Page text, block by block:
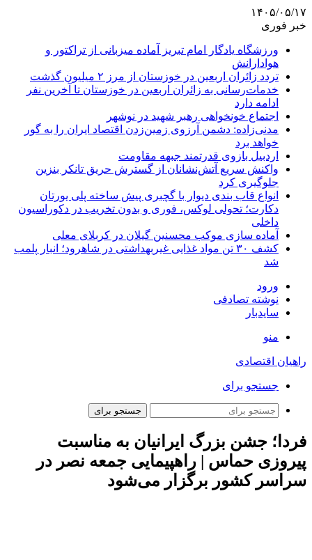
۱۴۰۵/۰۵/۱۷
خبر فوری
ورزشگاه یادگار امام تبریز آماده میزبانی از تراکتور و
هوادارانش
تردد زائران اربعین در خوزستان از مرز ۲ میلیون گذشت
خدمات‌رسانی به زائران اربعین در خوزستان تا آخرین نفر
ادامه دارد
اجتماع خونخواهی رهبر شهید در نوشهر
مدنی‌زاده: دشمن آرزوی زمین‌زدن اقتصاد ایران را به گور
خواهد برد
اردبیل بازوی قدرتمند جبهه مقاومت
واکنش سریع آتش‌نشانان از گسترش حریق تانکر بنزین
جلوگیری کرد
انواع قاب بندی دیوار با گچبری پیش ساخته پلی یورتان
دکارت؛ تحولی لوکس، فوری و بدون تخریب در دکوراسیون
داخلی
آماده سازی موکب محسنین گیلان در کربلای معلی
کشف ۳۰ تن مواد غذایی غیربهداشتی در شاهرود؛ انبار پلمب
شد
ورود
نوشته تصادفی
سایدبار
منو
راهیان اقتصادی
جستجو برای
جستجو برای
فردا؛ جشن بزرگ ایرانیان به مناسبت
پیروزی حماس | راهپیمایی جمعه نصر در
سراسر کشور برگزار می‌شود